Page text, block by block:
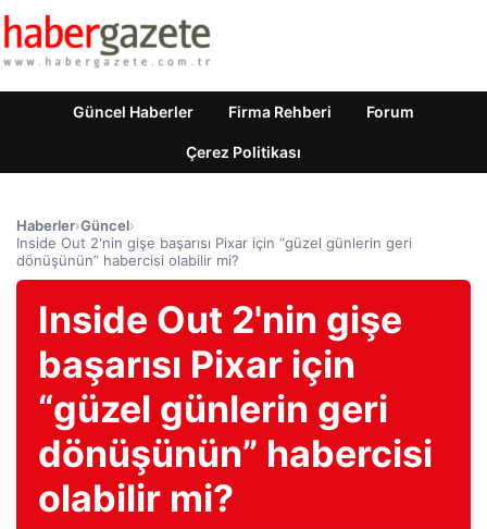
Güncel Haberler Firma Rehberi Forum
Çerez Politikası
Haberler›Güncel›
Inside Out 2'nin gişe başarısı Pixar için “güzel günlerin geri
dönüşünün” habercisi olabilir mi?
Inside Out 2'nin gişe
başarısı Pixar için
“güzel günlerin geri
dönüşünün” habercisi
olabilir mi?